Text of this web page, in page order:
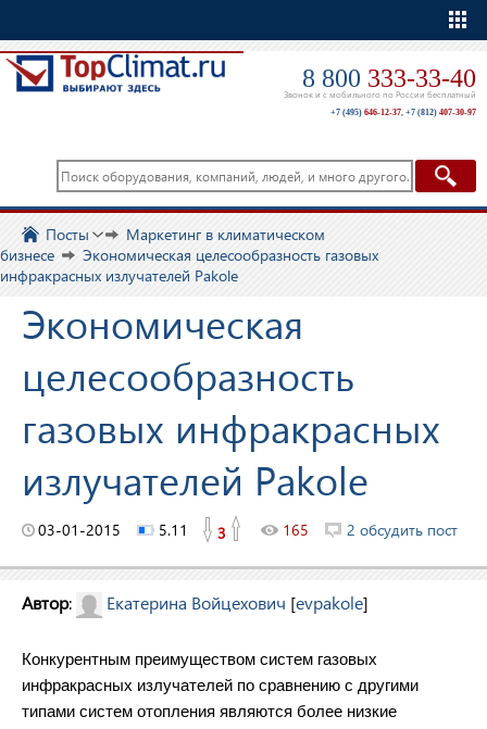
8 800 333-33-40
Звонок и с мобильного по России бесплатный
+7 (495) 646-12-37, +7 (812) 407-30-97
Посты
Маркетинг в климатическом
бизнесе
Экономическая целесообразность газовых
инфракрасных излучателей Pakole
Экономическая
целесообразность
газовых инфракрасных
излучателей Pakole
03-01-2015 5.11 3 165 2 обсудить пост
Автор: Екатерина Войцехович [evpakole]
Конкурентным преимуществом систем газовых
инфракрасных излучателей по сравнению с другими
типами систем отопления являются более низкие